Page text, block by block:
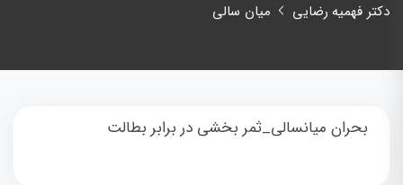
دکتر فهمیه رضایی میان سالی
بحران میانسالی_ثمر بخشی در برابر بطالت